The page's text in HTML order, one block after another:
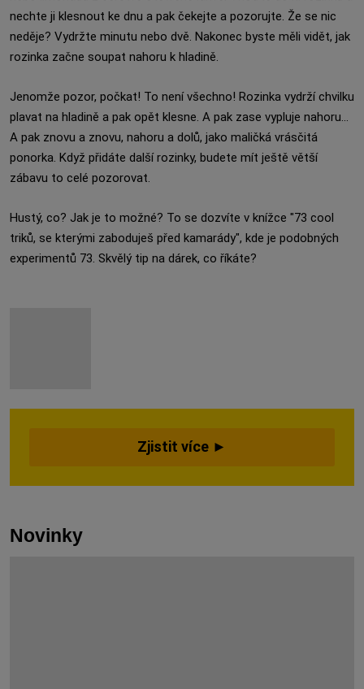
nechte ji klesnout ke dnu a pak čekejte a pozorujte. Že se nic
neděje? Vydržte minutu nebo dvě. Nakonec byste měli vidět, jak
rozinka začne soupat nahoru k hladině.
Jenomže pozor, počkat! To není všechno! Rozinka vydrží chvilku
plavat na hladině a pak opět klesne. A pak zase vypluje nahoru...
A pak znovu a znovu, nahoru a dolů, jako maličká vrásčitá
ponorka. Když přidáte další rozinky, budete mít ještě větší
zábavu to celé pozorovat.
Hustý, co? Jak je to možné? To se dozvíte v knížce "73 cool
triků, se kterými zaboduješ před kamarády", kde je podobných
experimentů 73. Skvělý tip na dárek, co říkáte?
Zjistit více ►
Novinky